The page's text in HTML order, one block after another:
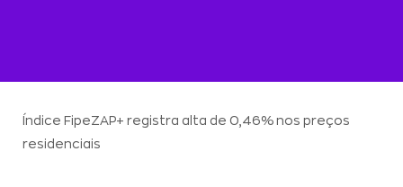
Índice FipeZAP+ registra alta de 0,46% nos preços
residenciais